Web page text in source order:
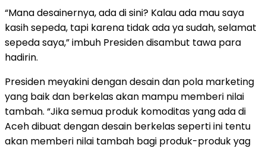
“Mana desainernya, ada di sini? Kalau ada mau saya
kasih sepeda, tapi karena tidak ada ya sudah, selamat
sepeda saya,” imbuh Presiden disambut tawa para
hadirin.
Presiden meyakini dengan desain dan pola marketing
yang baik dan berkelas akan mampu memberi nilai
tambah. “Jika semua produk komoditas yang ada di
Aceh dibuat dengan desain berkelas seperti ini tentu
akan memberi nilai tambah bagi produk-produk yag